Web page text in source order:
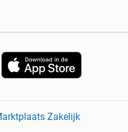
Zakelijk